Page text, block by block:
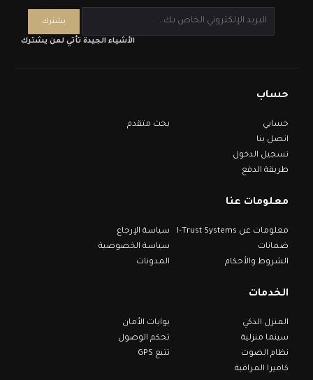
الأشياء الجيدة تأتي لمن يشترك
حساب
حسابي
اتصل بنا
تسجيل الدخول
طريقة الدفع
بحث متقدم
معلومات عنا
معلومات عن I-Trust Systems
ضمانات
الشروط والأحكام
سياسة الإرجاع
سياسة الخصوصية
المدونات
الخدمات
المنزل الذكي
سينما منزلية
نظام الصوت
كاميرا المراقبة
بوابات الأمان
تحكم الوصول
تتبع GPS